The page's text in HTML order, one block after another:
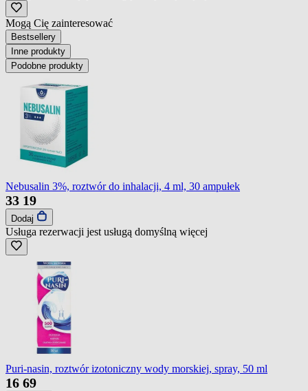
Mogą Cię zainteresować
Bestsellery
Inne produkty
Podobne produkty
Nebusalin 3%, roztwór do inhalacji, 4 ml, 30 ampułek
33 19
Dodaj
Usługa rezerwacji jest usługą domyślną więcej
Puri-nasin, roztwór izotoniczny wody morskiej, spray, 50 ml
16 69